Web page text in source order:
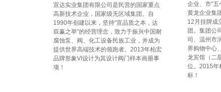
企业、市“
黄龙企业集
12月挂牌成
团。集团公
司、温州市
界购物中心
龙宾馆（二
位。2015年
标！
宣达实业集团有限公司是民营的国家重点
高新技术企业，国家级无区域集团。自
1990年创建以来，坚持“宣品质之本，达
双赢之举”的经营理念，致力于振兴中国耐
腐蚀泵、阀、化工设备民族工业，并成为
提供世界高端技术的领跑者。2013年柏宏
品牌形象VI设计为其设计阀门样本画册事
项！